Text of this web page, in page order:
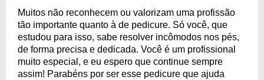
Muitos não reconhecem ou valorizam uma profissão
tão importante quanto à de pedicure. Só você, que
estudou para isso, sabe resolver incômodos nos pés,
de forma precisa e dedicada. Você é um profissional
muito especial, e eu espero que continue sempre
assim! Parabéns por ser esse pedicure que ajuda